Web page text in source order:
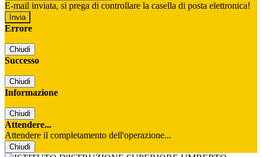
E-mail inviata, si prega di controllare la casella di posta elettronica!
Errore
Chiudi
Successo
Chiudi
Informazione
Chiudi
Attendere...
Attendere il completamento dell'operazione...
Chiudi